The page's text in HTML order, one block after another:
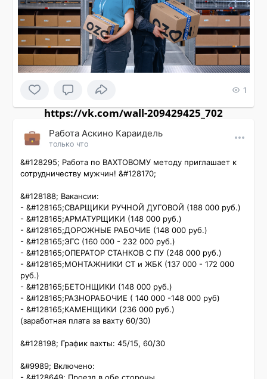
1
https://vk.com/wall-209429425_702
Работа Аскино Караидель
только что
&#128295; Работа по ВАХТОВОМУ методу приглашает к
сотрудничеству мужчин! &#128170;
&#128188; Вакансии:
- &#128165;СВАРЩИКИ РУЧНОЙ ДУГОВОЙ (188 000 руб.)
- &#128165;АРМАТУРЩИКИ (148 000 руб.)
- &#128165;ДОРОЖНЫЕ РАБОЧИЕ (148 000 руб.)
- &#128165;ЭГС (160 000 - 232 000 руб.)
- &#128165;ОПЕРАТОР СТАНКОВ С ПУ (248 000 руб.)
- &#128165;МОНТАЖНИКИ СТ и ЖБК (137 000 - 172 000
руб.)
- &#128165;БЕТОНЩИКИ (148 000 руб.)
- &#128165;РАЗНОРАБОЧИЕ ( 140 000 -148 000 руб)
- &#128165;КАМЕНЩИКИ (236 000 руб.)
(заработная плата за вахту 60/30)
&#128198; График вахты: 45/15, 60/30
&#9989; Включено: